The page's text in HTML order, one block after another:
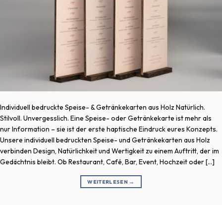
Individuell bedruckte Speise- & Getränkekarten aus Holz Natürlich.
Stilvoll. Unvergesslich. Eine Speise- oder Getränkekarte ist mehr als
nur Information – sie ist der erste haptische Eindruck eures Konzepts.
Unsere individuell bedruckten Speise- und Getränkekarten aus Holz
verbinden Design, Natürlichkeit und Wertigkeit zu einem Auftritt, der im
Gedächtnis bleibt. Ob Restaurant, Café, Bar, Event, Hochzeit oder […]
WEITERLESEN →